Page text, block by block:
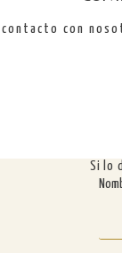
contacto con
Si lo